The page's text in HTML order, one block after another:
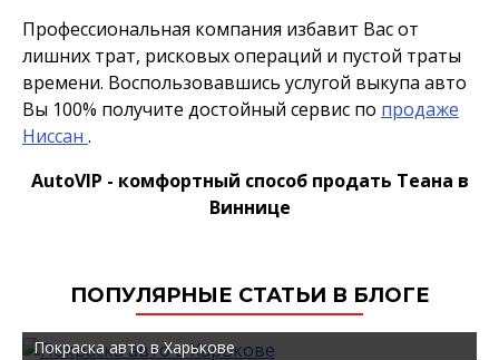
Профессиональная компания избавит Вас от
лишних трат, рисковых операций и пустой траты
времени. Воспользовавшись услугой выкупа авто
Вы 100% получите достойный сервис по продаже
Ниссан .
AutoVIP - комфортный способ продать Теана в
Виннице
ПОПУЛЯРНЫЕ СТАТЬИ В БЛОГЕ
Покраска авто в Харькове